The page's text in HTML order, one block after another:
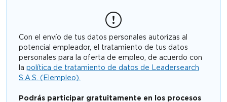
Con el envío de tus datos personales autorizas al
potencial empleador, el tratamiento de tus datos
personales para la oferta de empleo, de acuerdo con
la política de tratamiento de datos de Leadersearch
S.A.S. (Elempleo).
Podrás participar gratuitamente en los procesos